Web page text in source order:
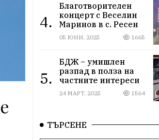
4.
Благотворителен
концерт с Веселин
Маринов в с. Ресен
05 ЮНИ, 2025 1665
5.
БДЖ – умишлен
разпад в полза на
частните интереси
24 МАРТ, 2025 1564
ТЪРСЕНЕ